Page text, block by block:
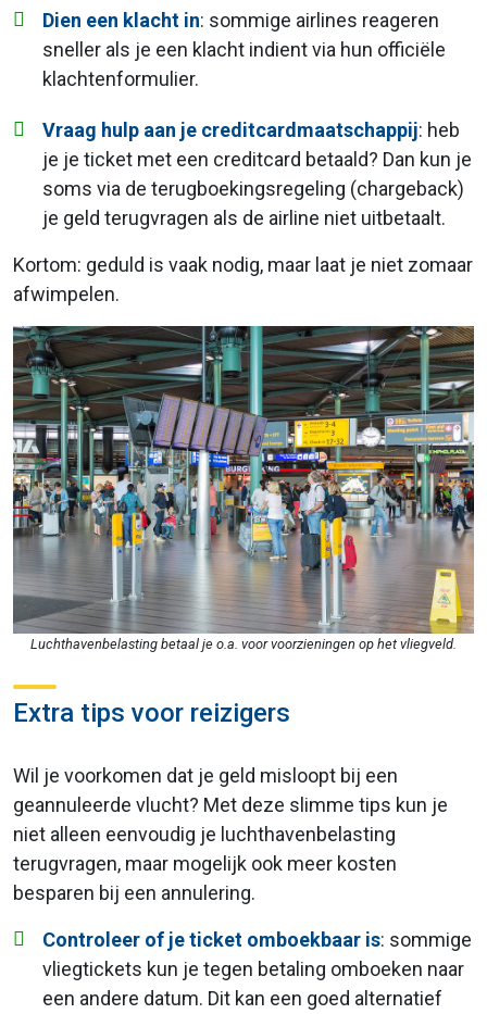
Dien een klacht in: sommige airlines reageren
sneller als je een klacht indient via hun officiële
klachtenformulier.
Vraag hulp aan je creditcardmaatschappij: heb
je je ticket met een creditcard betaald? Dan kun je
soms via de terugboekingsregeling (chargeback)
je geld terugvragen als de airline niet uitbetaalt.
Kortom: geduld is vaak nodig, maar laat je niet zomaar
afwimpelen.
Luchthavenbelasting betaal je o.a. voor voorzieningen op het vliegveld.
Extra tips voor reizigers
Wil je voorkomen dat je geld misloopt bij een
geannuleerde vlucht? Met deze slimme tips kun je
niet alleen eenvoudig je luchthavenbelasting
terugvragen, maar mogelijk ook meer kosten
besparen bij een annulering.
Controleer of je ticket omboekbaar is: sommige
vliegtickets kun je tegen betaling omboeken naar
een andere datum. Dit kan een goed alternatief